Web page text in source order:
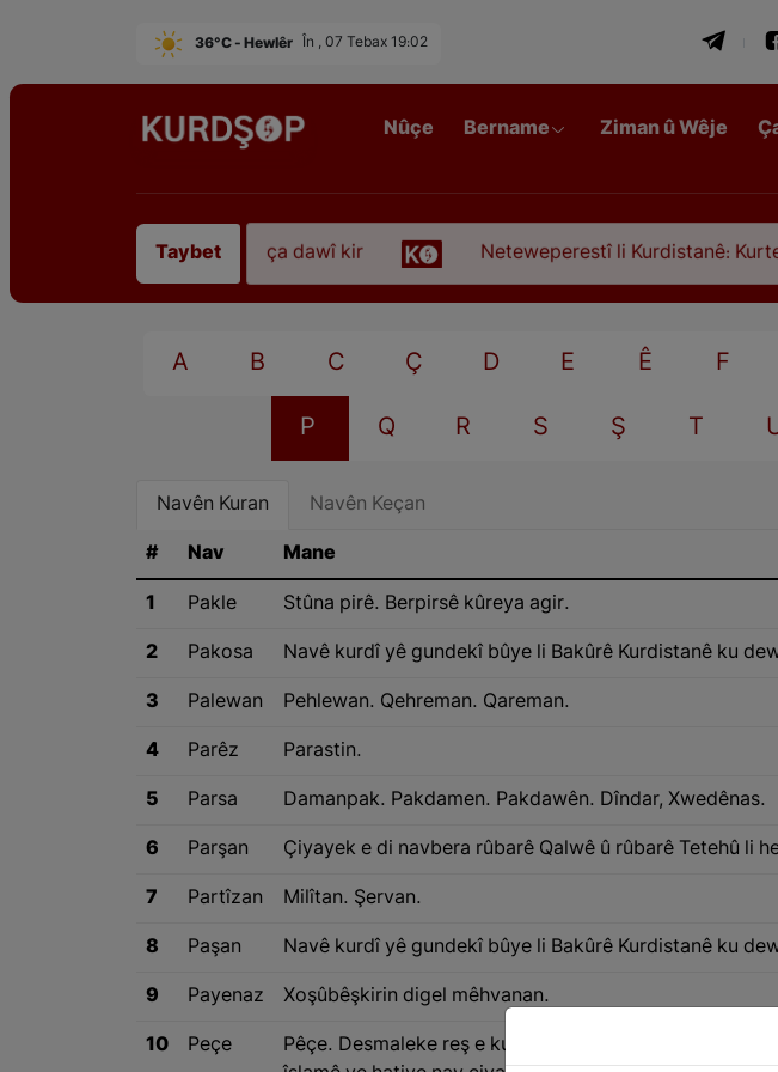
36°C - Hewlêr În , 07 Tebax 19:02
Nûçe Bername Ziman û Wêje
Taybet
“Qadirê Sofyanî” koça dawî kir Neteweperestî li Kurdistanê:
A B C Ç D E Ê F
P Q R S Ş T
Navên Kuran Navên Keçan
# Nav Mane
1 Pakle Stûna pirê. Berpirsê kûreya agir.
2 Pakosa Navê kurdî yê gundekî bûye li Bakûrê Kurdistanê ku
3 Palewan Pehlewan. Qehreman. Qareman.
4 Parêz Parastin.
5 Parsa Damanpak. Pakdamen. Pakdawên. Dîndar, Xwedênas.
6 Parşan Çiyayek e di navbera rûbarê Qalwê û rûbarê Tetehû li
7 Partîzan Milîtan. Şervan.
8 Paşan Navê kurdî yê gundekî bûye li Bakûrê Kurdistanê ku
9 Payenaz Xoşûbêşkirin digel mêhvanan.
10 Peçe
Pêçe. Desmaleke reş e ku jin serçavê xwe pê